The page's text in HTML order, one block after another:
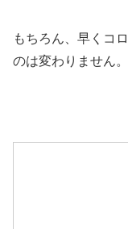
もちろん、早くコ
のは変わりません。